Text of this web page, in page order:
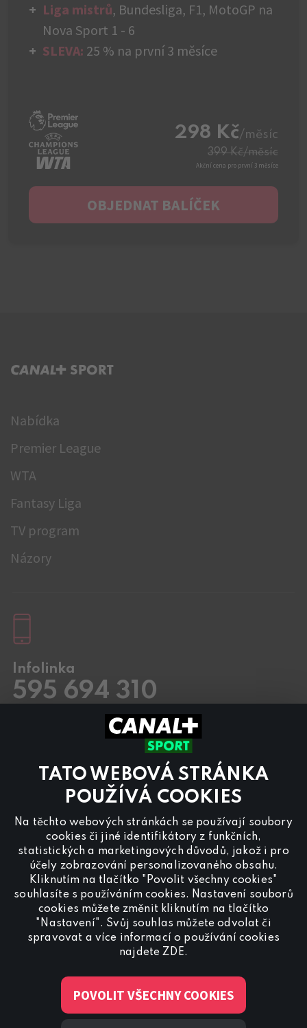
TATO WEBOVÁ STRÁNKA
POUŽÍVÁ COOKIES
Na těchto webových stránkách se používají soubory
cookies či jiné identifikátory z funkčních,
statistických a marketingových důvodů, jakož i pro
účely zobrazování personalizovaného obsahu.
Kliknutím na tlačítko "Povolit všechny cookies"
souhlasíte s používáním cookies. Nastavení souborů
cookies můžete změnit kliknutím na tlačítko
"Nastavení". Svůj souhlas můžete odvolat či
spravovat a více informací o používání cookies
najdeteZDE.
POVOLIT VŠECHNY COOKIES
Liga mistrů, Bundesliga, F1, MotoGP na
Nova Sport 1 - 6
SLEVA: 25 % na první 3 měsíce
298 Kč/měsíc
399 Kč/měsíc
Akční cena pro první 3 měsíce
OBJEDNAT BALÍČEK
C+ SPORT
Nabídka
Premier League
WTA
Fantasy Liga
TV program
Názory
Infolinka
595 694 310
8.00 – 20:00
8.00 – 18:00
inzerci na programu CANAL+ Sport
kontaktujte nareklama@canalplus.cz
Naši redakci kontaktujete na
redakce@canalplus.cz
Spojte se s CANAL+ Sport